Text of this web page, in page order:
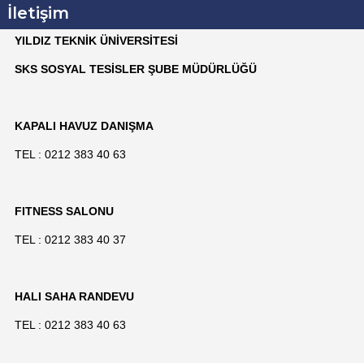
İletişim
YILDIZ TEKNİK ÜNİVERSİTESİ
SKS SOSYAL TESİSLER ŞUBE MÜDÜRLÜĞÜ
KAPALI HAVUZ DANIŞMA
TEL : 0212 383 40 63
FITNESS SALONU
TEL : 0212 383 40 37
HALI SAHA RANDEVU
TEL : 0212 383 40 63